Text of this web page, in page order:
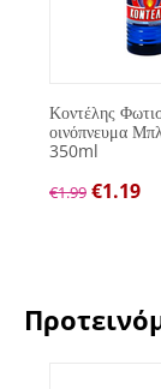
Κοντέλης
οινόπνευμα
350ml
€1.99 €1.19